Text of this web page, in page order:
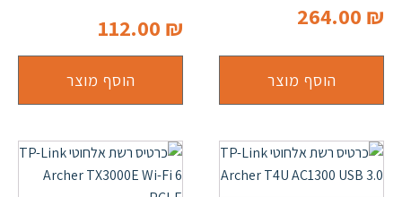
264.00 ₪
הוסף מוצר
112.00 ₪
הוסף מוצר